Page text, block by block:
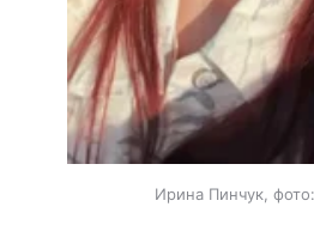
Ирина Пинчук,